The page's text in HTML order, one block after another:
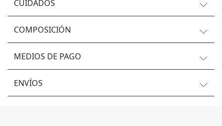
CUIDADOS
COMPOSICIÓN
MEDIOS DE PAGO
ENVÍOS